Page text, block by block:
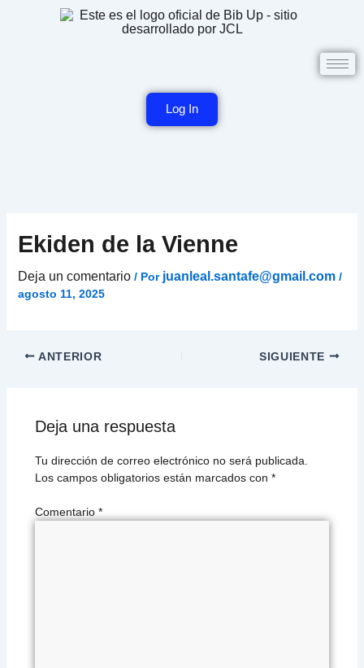
Log In
Ekiden de la Vienne
Deja un comentario / Por juanleal.santafe@gmail.com /
agosto 11, 2025
ANTERIOR SIGUIENTE
Deja una respuesta
Tu dirección de correo electrónico no será publicada.
Los campos obligatorios están marcados con *
Comentario *